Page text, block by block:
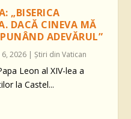
„BISERICA
DACĂ CINEVA MĂ
ADEVĂRUL”
6, 2026 |Știri din Vatican
Leon al XIV-lea a
la Castel...